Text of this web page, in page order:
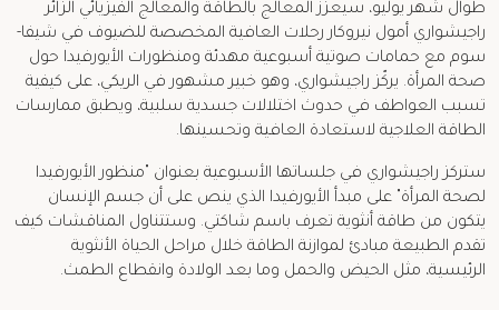
طوال شهر يوليو، سيعزز المعالج بالطاقة والمعالج الفيزيائي الزائر
راجيشواري أمول نيروكار رحلات العافية المخصصة للضيوف في شيفا-
سوم مع حمامات صوتية أسبوعية مهدئة ومنظورات الأيورفيدا حول
صحة المرأة. يركّز راجيشواري، وهو خبير مشهور في الريكي، على كيفية
تسبب العواطف في حدوث اختلالات جسدية سلبية، ويطبق ممارسات
الطاقة العلاجية لاستعادة العافية وتحسينها.
ستركز راجيشواري في جلساتها الأسبوعية بعنوان "منظور الأيورفيدا
لصحة المرأة" على مبدأ الأيورفيدا الذي ينص على أن جسم الإنسان
يتكون من طاقة أنثوية تعرف باسم شاكتي. وستتناول المناقشات كيف
تقدم الطبيعة مبادئ لموازنة الطاقة خلال مراحل الحياة الأنثوية
الرئيسية، مثل الحيض والحمل وما بعد الولادة وانقطاع الطمث.